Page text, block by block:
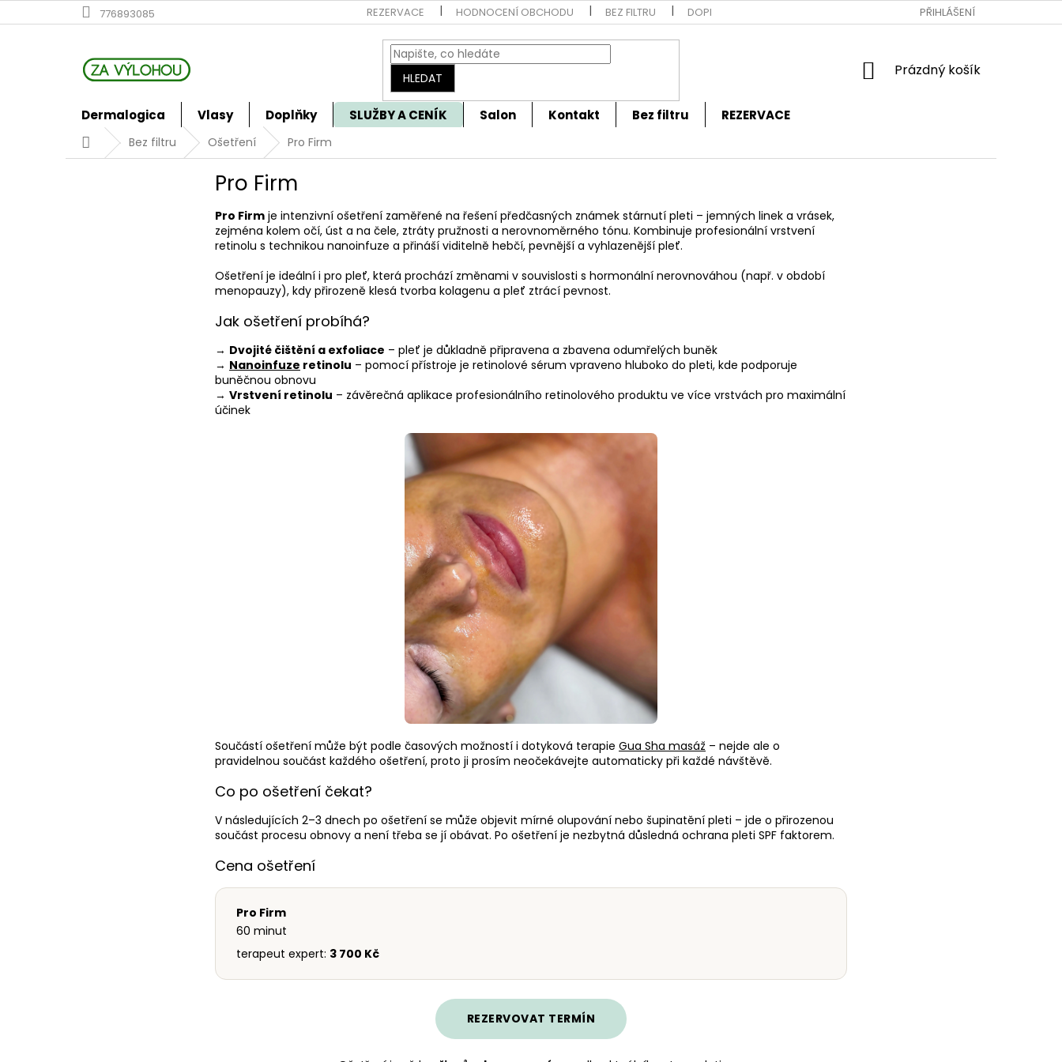
na
776893085 REZERVACE HODNOCENÍ OBCHODU BEZ FILTRU DOPRAVA A PLATBA OBCHODNÍ PODMÍNKY
PŘIHLÁŠENÍ
HLEDAT
NÁKUPNÍ
Prázdný košík
Dermalogica Vlasy Doplňky SLUŽBY A CENÍK Salon Kontakt Bez filtru REZERVACE
DomůBez filtru Ošetření Pro Firm
Pro Firm
Pro Firm je intenzivní ošetření zaměřené na řešení předčasných známek stárnutí pleti – jemných linek a vrásek,
zejména kolem očí, úst a na čele, ztráty pružnosti a nerovnoměrného tónu. Kombinuje profesionální vrstvení
retinolu s technikou nanoinfuze a přináší viditelně hebčí, pevnější a vyhlazenější pleť.
Ošetření je ideální i pro pleť, která prochází změnami v souvislosti s hormonální nerovnováhou (např. v období
menopauzy), kdy přirozeně klesá tvorba kolagenu a pleť ztrácí pevnost.
Jak ošetření probíhá?
→ Dvojité čištění a exfoliace – pleť je důkladně připravena a zbavena odumřelých buněk
→ Nanoinfuze retinolu – pomocí přístroje je retinolové sérum vpraveno hluboko do pleti, kde podporuje
buněčnou obnovu
→ Vrstvení retinolu – závěrečná aplikace profesionálního retinolového produktu ve více vrstvách pro maximální
účinek
Součástí ošetření může být podle časových možností i dotyková terapie Gua Sha masáž – nejde ale o
pravidelnou součást každého ošetření, proto ji prosím neočekávejte automaticky při každé návštěvě.
Co po ošetření čekat?
V následujících 2–3 dnech po ošetření se může objevit mírné olupování nebo šupinatění pleti – jde o přirozenou
součást procesu obnovy a není třeba se jí obávat. Po ošetření je nezbytná důsledná ochrana pleti SPF faktorem.
Cena ošetření
Pro Firm
60 minut
terapeut expert: 3 700 Kč
REZERVOVAT TERMÍN